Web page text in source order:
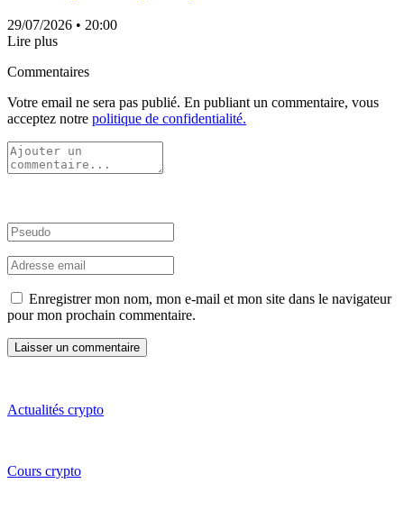
29/07/2026 • 20:00
Lire plus
Commentaires
Votre email ne sera pas publié. En publiant un commentaire, vous
acceptez notre politique de confidentialité.
Enregistrer mon nom, mon e-mail et mon site dans le navigateur
pour mon prochain commentaire.
Actualités crypto
Cours crypto